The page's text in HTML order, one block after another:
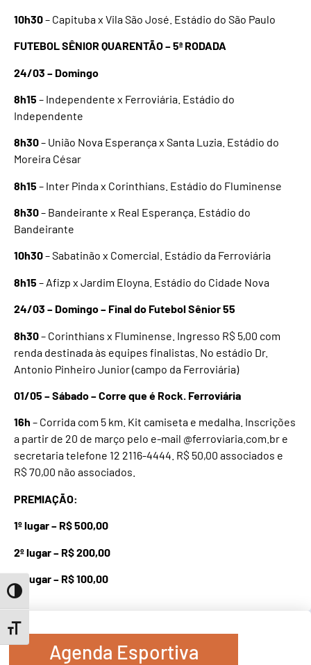
Toggle High Contrast
Toggle Font size
10h30– Capituba x Vila São José. Estádio do São Paulo
FUTEBOL SÊNIOR QUARENTÃO – 5ª RODADA
24/03 – Domingo
8h15 – Independente x Ferroviária. Estádio do
Independente
8h30– União Nova Esperança x Santa Luzia. Estádio do
Moreira César
8h15 – Inter Pinda x Corinthians. Estádio do Fluminense
8h30– Bandeirante x Real Esperança. Estádio do
Bandeirante
10h30– Sabatinão x Comercial. Estádio da Ferroviária
8h15 – Afizp x Jardim Eloyna. Estádio do Cidade Nova
24/03 – Domingo – Final do Futebol Sênior 55
8h30– Corinthians x Fluminense. Ingresso R$ 5,00 com
renda destinada às equipes finalistas. No estádio Dr.
Antonio Pinheiro Junior (campo da Ferroviária)
01/05 – Sábado – Corre que é Rock. Ferroviária
16h – Corrida com 5 km. Kit camiseta e medalha. Inscrições
a partir de 20 de março pelo e-mail @ferroviaria.com.br e
secretaria telefone 12 2116-4444. R$ 50,00 associados e
R$ 70,00 não associados.
PREMIAÇÃO:
1º lugar – R$ 500,00
2º lugar – R$ 200,00
3º lugar – R$ 100,00
Agenda Esportiva